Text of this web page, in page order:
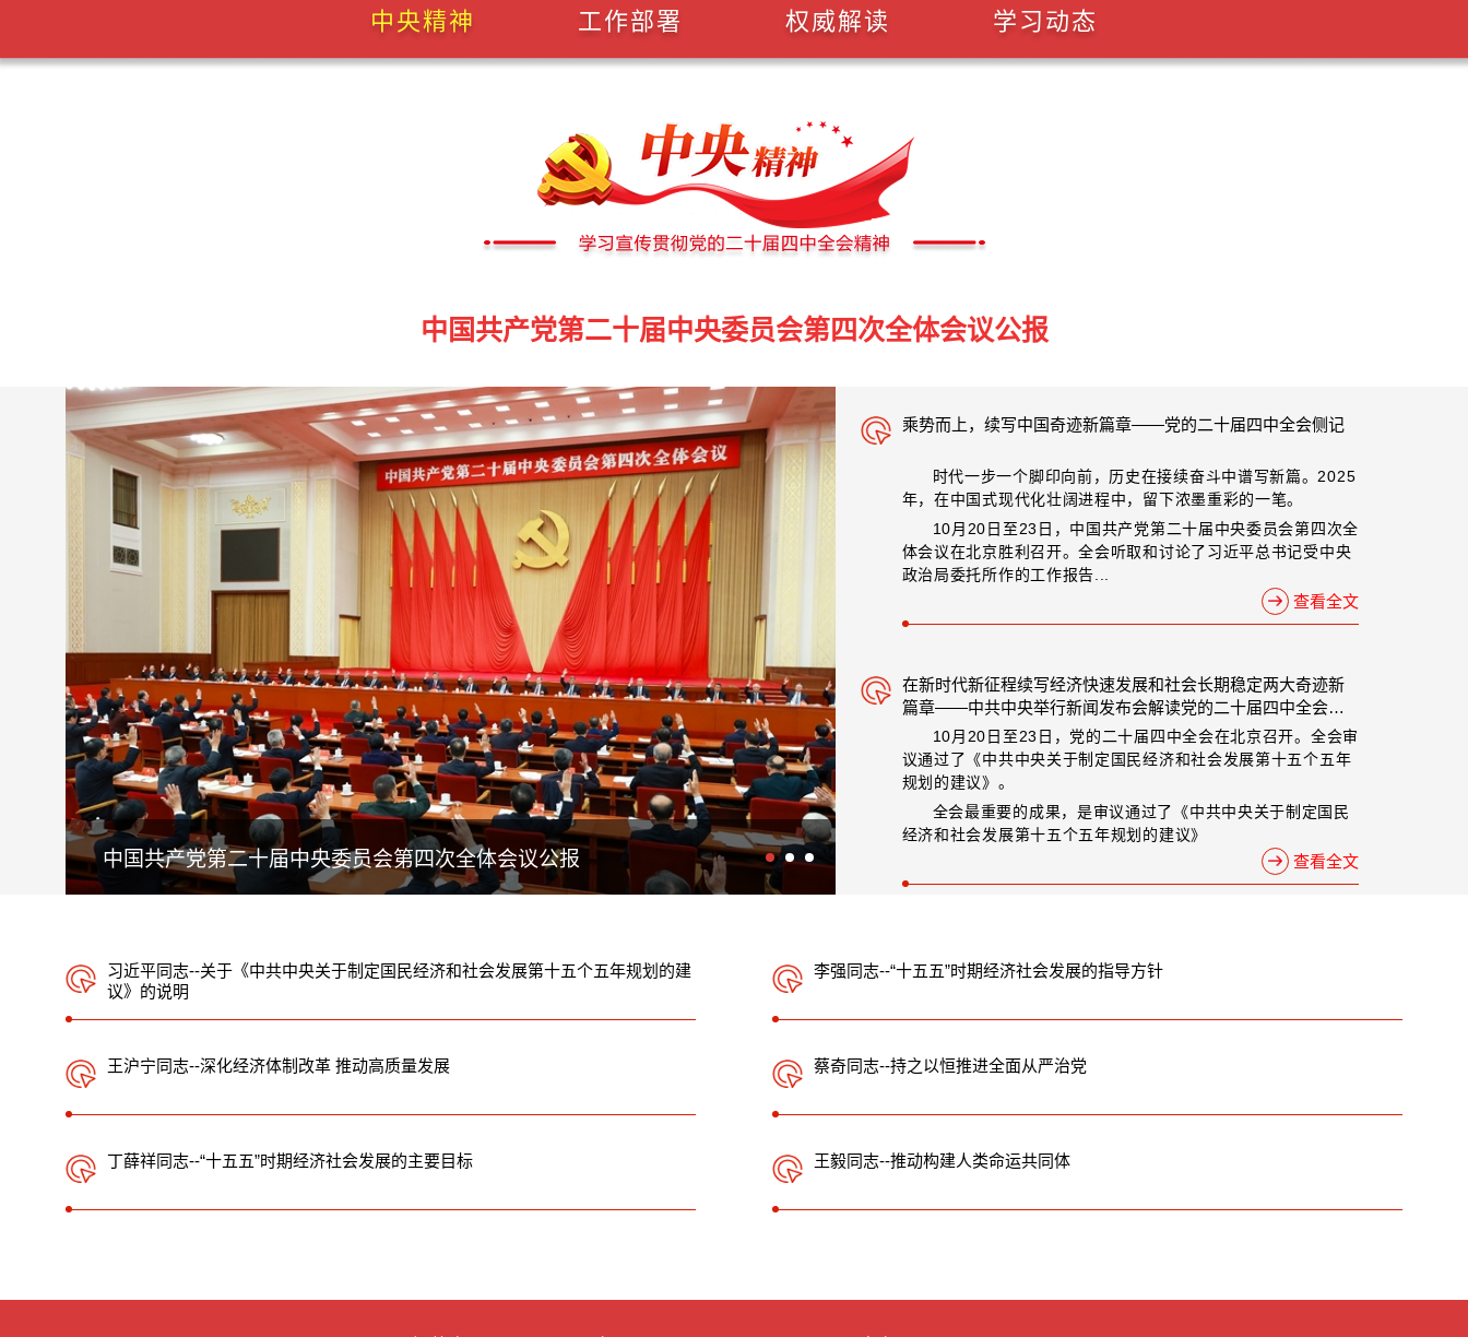
中央精神 工作部署 权威解读 学习动态
中国共产党第二十届中央委员会第四次全体会议公报
中国共产党第二十届中央委员会第四次全体会议公报 中国共产党第二十届中央委员会第四次全体会议公报
乘势而上，续写中国奇迹新篇章——党的二十届四中全会侧记
时代一步一个脚印向前，历史在接续奋斗中谱写新篇。2025
年，在中国式现代化壮阔进程中，留下浓墨重彩的一笔。
10月20日至23日，中国共产党第二十届中央委员会第四次全
体会议在北京胜利召开。全会听取和讨论了习近平总书记受中央
政治局委托所作的工作报告...
查看全文
在新时代新征程续写经济快速发展和社会长期稳定两大奇迹新
篇章——中共中央举行新闻发布会解读党的二十届四中全会精
10月20日至23日，党的二十届四中全会在北京召开。全会审
议通过了《中共中央关于制定国民经济和社会发展第十五个五年
规划的建议》。
全会最重要的成果，是审议通过了《中共中央关于制定国民
经济和社会发展第十五个五年规划的建议》
查看全文
习近平同志--关于《中共中央关于制定国民经济和社会发展第十五个五年规划的建
议》的说明
李强同志--“十五五”时期经济社会发展的指导方针
王沪宁同志--深化经济体制改革 推动高质量发展 蔡奇同志--持之以恒推进全面从严治党
丁薛祥同志--“十五五”时期经济社会发展的主要目标 王毅同志--推动构建人类命运共同体